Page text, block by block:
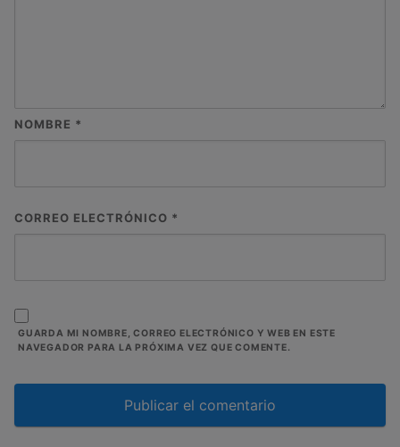
NOMBRE *
CORREO ELECTRÓNICO *
GUARDA MI NOMBRE, CORREO ELECTRÓNICO Y WEB EN ESTE
NAVEGADOR PARA LA PRÓXIMA VEZ QUE COMENTE.